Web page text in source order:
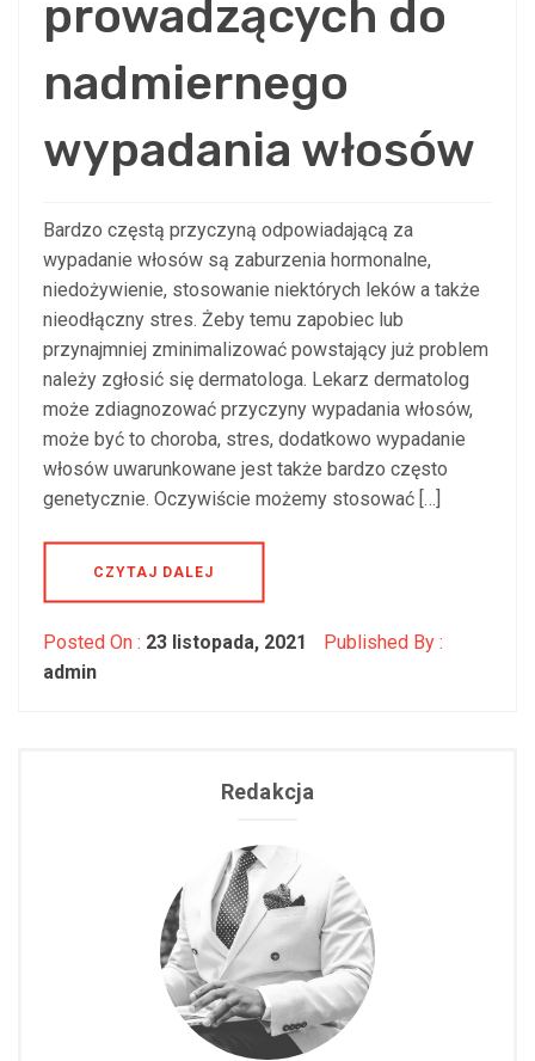
prowadzących do
nadmiernego
wypadania włosów
Bardzo częstą przyczyną odpowiadającą za
wypadanie włosów są zaburzenia hormonalne,
niedożywienie, stosowanie niektórych leków a także
nieodłączny stres. Żeby temu zapobiec lub
przynajmniej zminimalizować powstający już problem
należy zgłosić się dermatologa. Lekarz dermatolog
może zdiagnozować przyczyny wypadania włosów,
może być to choroba, stres, dodatkowo wypadanie
włosów uwarunkowane jest także bardzo często
genetycznie. Oczywiście możemy stosować […]
CZYTAJ DALEJ
Posted On : 23 listopada, 2021
Published By :
admin
Redakcja